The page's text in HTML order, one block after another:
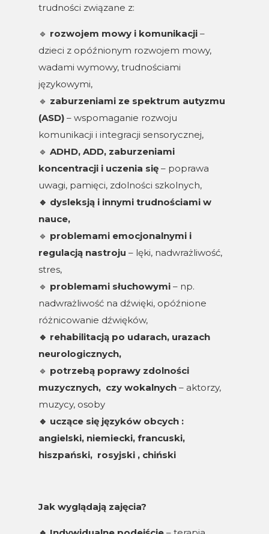
trudności związane z:
🔹 rozwojem mowy i komunikacji –
dzieci z opóźnionym rozwojem mowy,
wadami wymowy, trudnościami
językowymi,
🔹 zaburzeniami ze spektrum autyzmu
(ASD) – wspomaganie rozwoju
komunikacji i integracji sensorycznej,
🔹 ADHD, ADD, zaburzeniami
koncentracji i uczenia się – poprawa
uwagi, pamięci, zdolności szkolnych,
🔹 dysleksją i innymi trudnościami w
nauce,
🔹 problemami emocjonalnymi i
regulacją nastroju – lęki, nadwrażliwość,
stres,
🔹 problemami słuchowymi – np.
nadwrażliwość na dźwięki, opóźnione
różnicowanie dźwięków,
🔹 rehabilitacją po udarach, urazach
neurologicznych,
🔹 potrzebą poprawy zdolności
muzycznych, czy wokalnych – aktorzy,
muzycy, osoby
🔹 uczące się języków obcych :
angielski, niemiecki, francuski,
hiszpański, rosyjski , chiński
Jak wyglądają zajęcia?